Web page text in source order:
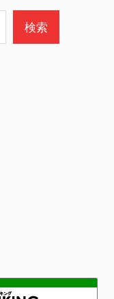
検索